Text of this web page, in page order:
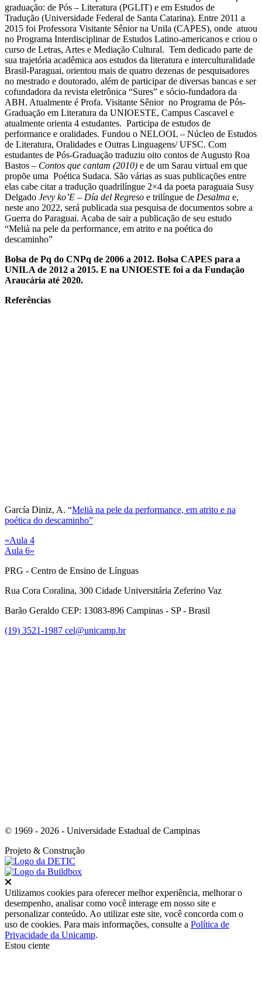
graduação: de Pós – Literatura (PGLIT) e em Estudos de
Tradução (Universidade Federal de Santa Catarina). Entre 2011 a
2015 foi Professora Visitante Sênior na Unila (CAPES), onde atuou
no Programa Interdisciplinar de Estudos Latino-americanos e criou o
curso de Letras, Artes e Mediação Cultural. Tem dedicado parte de
sua trajetória acadêmica aos estudos da literatura e interculturalidade
Brasil-Paraguai, orientou mais de quatro dezenas de pesquisadores
no mestrado e doutorado, além de participar de diversas bancas e ser
cofundadora da revista eletrônica “Sures” e sócio-fundadora da
ABH. Atualmente é Profa. Visitante Sênior no Programa de Pós-
Graduação em Literatura da UNIOESTE, Campus Cascavel e
atualmente orienta 4 estudantes. Participa de estudos de
performance e oralidades. Fundou o NELOOL – Núcleo de Estudos
de Literatura, Oralidades e Outras Linguagens/ UFSC. Com
estudantes de Pós-Graduação traduziu oito contos de Augusto Roa
Bastos – Contos que cantam (2010) e de um Sarau virtual em que
propõe uma Poética Sudaca. São várias as suas publicações entre
elas cabe citar a tradução quadrilíngue 2×4 da poeta paraguaia Susy
Delgado Jevy ko’E – Día del Regreso e trilíngue de Desalma e,
neste ano 2022, será publicada sua pesquisa de documentos sobre a
Guerra do Paraguai. Acaba de sair a publicação de seu estudo
“Melià na pele da performance, em atrito e na poética do
descaminho”
Bolsa de Pq do CNPq de 2006 a 2012. Bolsa CAPES para a
UNILA de 2012 a 2015. E na UNIOESTE foi a da Fundação
Araucária até 2020.
Referências
García Diniz, A. “Melià na pele da performance, em atrito e na
poética do descaminho”
«Aula 4
Aula 6»
PRG - Centro de Ensino de Línguas
Rua Cora Coralina, 300 Cidade Universitária Zeferino Vaz
Barão Geraldo CEP: 13083-896 Campinas - SP - Brasil
(19) 3521-1987 cel@unicamp.br
© 1969 - 2026 - Universidade Estadual de Campinas
Projeto & Construção
Utilizamos cookies para oferecer melhor experiência, melhorar o
desempenho, analisar como você interage em nosso site e
personalizar conteúdo. Ao utilizar este site, você concorda com o
uso de cookies. Para mais informações, consulte a Política de
Privacidade da Unicamp.
Estou ciente